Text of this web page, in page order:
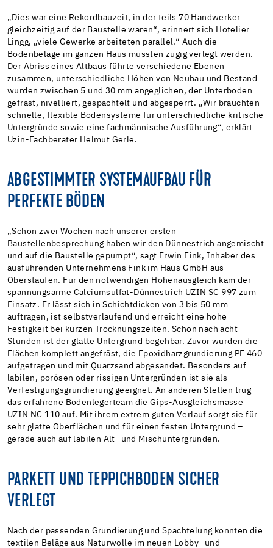
„Dies war eine Rekordbauzeit, in der teils 70 Handwerker
gleichzeitig auf der Baustelle waren“, erinnert sich Hotelier
Lingg, „viele Gewerke arbeiteten parallel.“ Auch die
Bodenbeläge im ganzen Haus mussten zügig verlegt werden.
Der Abriss eines Altbaus führte verschiedene Ebenen
zusammen, unterschiedliche Höhen von Neubau und Bestand
wurden zwischen 5 und 30 mm angeglichen, der Unterboden
gefräst, nivelliert, gespachtelt und abgesperrt. „Wir brauchten
schnelle, flexible Bodensysteme für unterschiedliche kritische
Untergründe sowie eine fachmännische Ausführung“, erklärt
Uzin-Fachberater Helmut Gerle.
ABGESTIMMTER SYSTEMAUFBAU FÜR
PERFEKTE BÖDEN
„Schon zwei Wochen nach unserer ersten
Baustellenbesprechung haben wir den Dünnestrich angemischt
und auf die Baustelle gepumpt“, sagt Erwin Fink, Inhaber des
ausführenden Unternehmens Fink im Haus GmbH aus
Oberstaufen. Für den notwendigen Höhenausgleich kam der
spannungsarme Calciumsulfat-Dünnestrich UZIN SC 997 zum
Einsatz. Er lässt sich in Schichtdicken von 3 bis 50 mm
auftragen, ist selbstverlaufend und erreicht eine hohe
Festigkeit bei kurzen Trocknungszeiten. Schon nach acht
Stunden ist der glatte Untergrund begehbar. Zuvor wurden die
Flächen komplett angefräst, die Epoxidharzgrundierung PE 460
aufgetragen und mit Quarzsand abgesandet. Besonders auf
labilen, porösen oder rissigen Untergründen ist sie als
Verfestigungsgrundierung geeignet. An anderen Stellen trug
das erfahrene Bodenlegerteam die Gips-Ausgleichsmasse
UZIN NC 110 auf. Mit ihrem extrem guten Verlauf sorgt sie für
sehr glatte Oberflächen und für einen festen Untergrund –
gerade auch auf labilen Alt- und Mischuntergründen.
PARKETT UND TEPPICHBODEN SICHER
VERLEGT
Nach der passenden Grundierung und Spachtelung konnten die
textilen Beläge aus Naturwolle im neuen Lobby- und